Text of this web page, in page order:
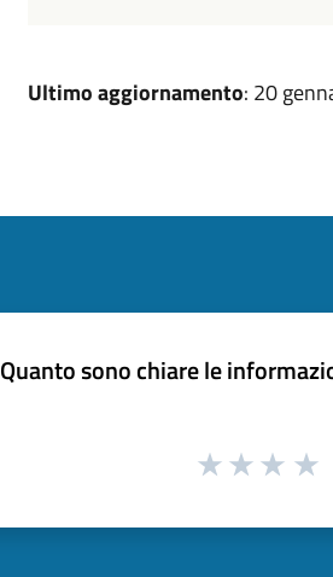
Ultimo aggiornamento: 20
Quanto sono chiare le